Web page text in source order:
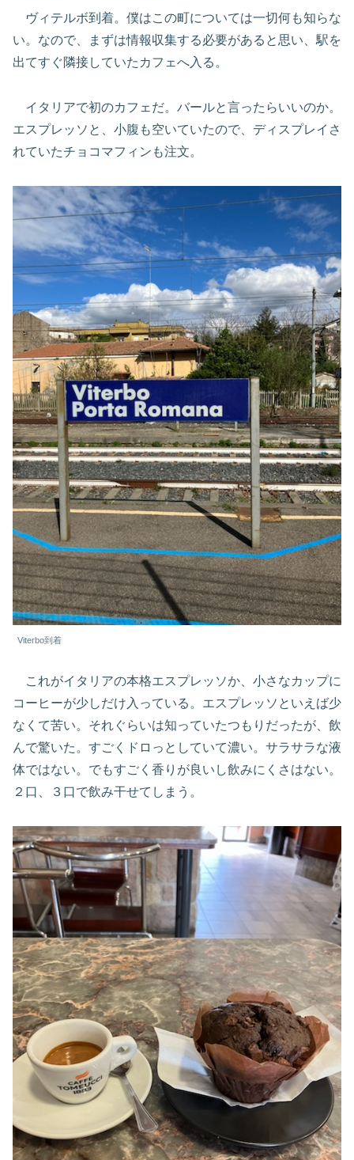
ヴィテルボ到着。僕はこの町については一切何も知らな
い。なので、まずは情報収集する必要があると思い、駅を
出てすぐ隣接していたカフェへ入る。
イタリアで初のカフェだ。バールと言ったらいいのか。
エスプレッソと、小腹も空いていたので、ディスプレイさ
れていたチョコマフィンも注文。
Viterbo到着
これがイタリアの本格エスプレッソか、小さなカップに
コーヒーが少しだけ入っている。エスプレッソといえば少
なくて苦い。それぐらいは知っていたつもりだったが、飲
んで驚いた。すごくドロっとしていて濃い。サラサラな液
体ではない。でもすごく香りが良いし飲みにくさはない。
２口、３口で飲み干せてしまう。